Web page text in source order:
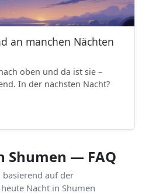
an manchen Nächten
oben und da ist sie –
In der nächsten Nacht?
Shumen — FAQ
auf der
Nacht in Shumen